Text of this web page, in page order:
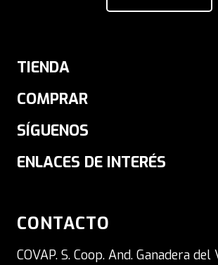
TIENDA
COMPRAR
SÍGUENOS
ENLACES DE INTERÉS
CONTACTO
COVAP. S. Coop. And. Ganadera